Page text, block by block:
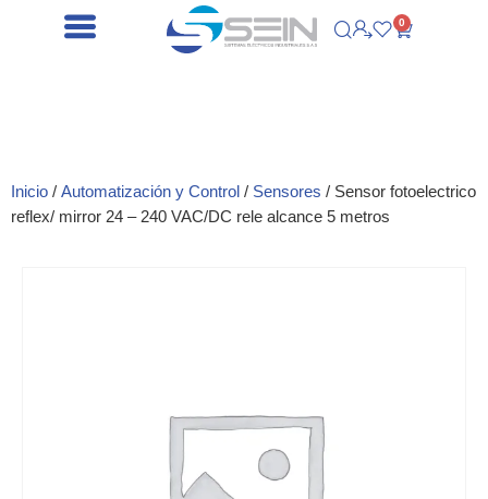
0
Inicio / Automatización y Control / Sensores / Sensor fotoelectrico
reflex/ mirror 24 – 240 VAC/DC rele alcance 5 metros